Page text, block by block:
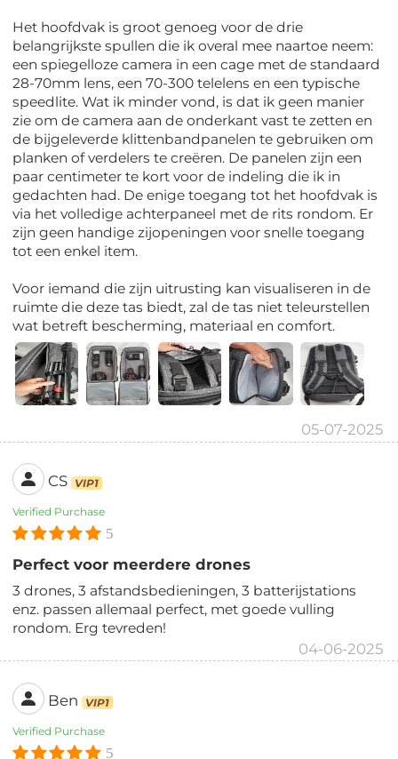
Het hoofdvak is groot genoeg voor de drie
belangrijkste spullen die ik overal mee naartoe neem:
een spiegelloze camera in een cage met de standaard
28-70mm lens, een 70-300 telelens en een typische
speedlite. Wat ik minder vond, is dat ik geen manier
zie om de camera aan de onderkant vast te zetten en
de bijgeleverde klittenbandpanelen te gebruiken om
planken of verdelers te creëren. De panelen zijn een
paar centimeter te kort voor de indeling die ik in
gedachten had. De enige toegang tot het hoofdvak is
via het volledige achterpaneel met de rits rondom. Er
zijn geen handige zijopeningen voor snelle toegang
tot een enkel item.
Voor iemand die zijn uitrusting kan visualiseren in de
ruimte die deze tas biedt, zal de tas niet teleurstellen
wat betreft bescherming, materiaal en comfort.
05-07-2025
CS VIP1
Verified Purchase
5
Perfect voor meerdere drones
3 drones, 3 afstandsbedieningen, 3 batterijstations
enz. passen allemaal perfect, met goede vulling
rondom. Erg tevreden!
04-06-2025
Ben VIP1
Verified Purchase
5